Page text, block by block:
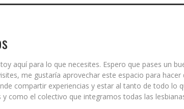
aquí para lo que necesites. Espero que pases un
me gustaría aprovechar este espacio para hacer
compartir experiencias y estar al tanto de todo lo
como el colectivo que integramos todas las